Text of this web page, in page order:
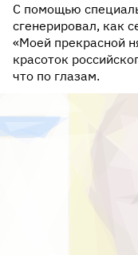
С помощью
сгенерировал, как
«Моей прекрасной
красоток
что по глазам.